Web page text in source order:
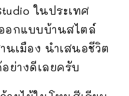
ในประเทศ
อกแบบบ้านสไตล์
นเมือง นำเสนอชีวิต
ย่างดีเลยครับ